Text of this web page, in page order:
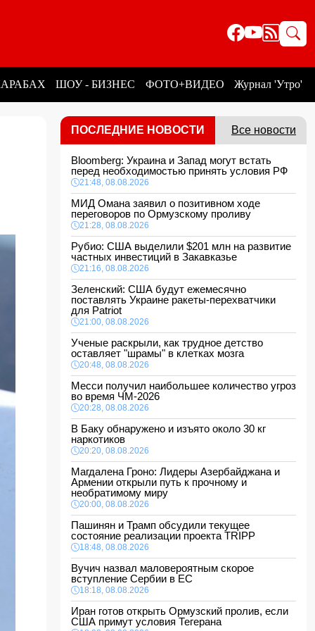
ШОУ - БИЗНЕС ФОТО+ВИДЕО Журнал 'Утро'
ПОСЛЕДНИЕ НОВОСТИ Все новости
Bloomberg: Украина и Запад могут встать
перед необходимостью принять условия РФ
21:48, 08.08.2026
МИД Омана заявил о позитивном ходе
переговоров по Ормузскому проливу
21:28, 08.08.2026
Рубио: США выделили $201 млн на развитие
частных инвестиций в Закавказье
21:16, 08.08.2026
Зеленский: США будут ежемесячно
поставлять Украине ракеты-перехватчики
для Patriot
21:00, 08.08.2026
Ученые раскрыли, как трудное детство
оставляет "шрамы" в клетках мозга
20:48, 08.08.2026
Месси получил наибольшее количество угроз
во время ЧМ-2026
20:28, 08.08.2026
В Баку обнаружено и изъято около 30 кг
наркотиков
20:20, 08.08.2026
Магдалена Гроно: Лидеры Азербайджана и
Армении открыли путь к прочному и
необратимому миру
20:00, 08.08.2026
Пашинян и Трамп обсудили текущее
состояние реализации проекта TRIPP
18:48, 08.08.2026
Вучич назвал маловероятным скорое
вступление Сербии в ЕС
18:18, 08.08.2026
Иран готов открыть Ормузский пролив, если
США примут условия Тегерана